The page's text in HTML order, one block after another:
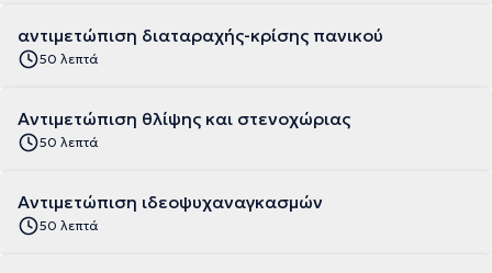
αντιμετώπιση διαταραχής-κρίσης πανικού
50 λεπτά
Αντιμετώπιση θλίψης και στενοχώριας
50 λεπτά
Αντιμετώπιση ιδεοψυχαναγκασμών
50 λεπτά